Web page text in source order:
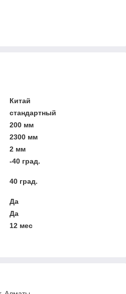
Китай
стандартный
200 мм
2300 мм
2 мм
-40 град.
40 град.
Да
Да
12 мес